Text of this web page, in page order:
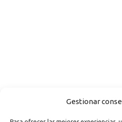
Gestionar